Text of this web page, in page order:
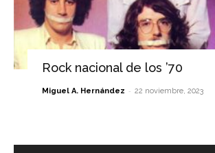
Rock nacional de los ’70
Miguel A. Hernández - 22 noviembre, 2023